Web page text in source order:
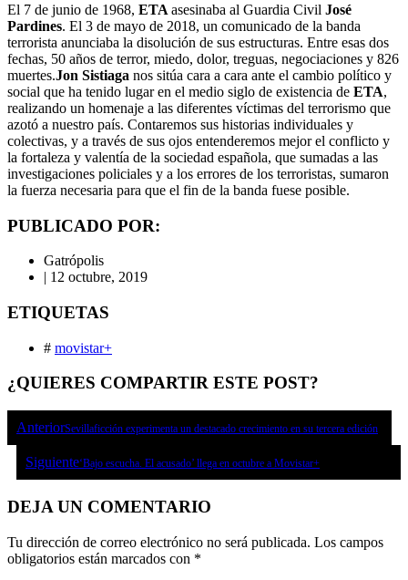
El 7 de junio de 1968, ETA asesinaba al Guardia Civil José
Pardines. El 3 de mayo de 2018, un comunicado de la banda
terrorista anunciaba la disolución de sus estructuras. Entre esas dos
fechas, 50 años de terror, miedo, dolor, treguas, negociaciones y 826
muertes.Jon Sistiaga nos sitúa cara a cara ante el cambio político y
social que ha tenido lugar en el medio siglo de existencia de ETA,
realizando un homenaje a las diferentes víctimas del terrorismo que
azotó a nuestro país. Contaremos sus historias individuales y
colectivas, y a través de sus ojos entenderemos mejor el conflicto y
la fortaleza y valentía de la sociedad española, que sumadas a las
investigaciones policiales y a los errores de los terroristas, sumaron
la fuerza necesaria para que el fin de la banda fuese posible.
PUBLICADO POR:
Gatrópolis
| 12 octubre, 2019
ETIQUETAS
# movistar+
¿QUIERES COMPARTIR ESTE POST?
AnteriorSevillaficción experimenta un destacado crecimiento en su tercera edición
Siguiente‘Bajo escucha. El acusado’ llega en octubre a Movistar+
DEJA UN COMENTARIO
Tu dirección de correo electrónico no será publicada. Los campos
obligatorios están marcados con *